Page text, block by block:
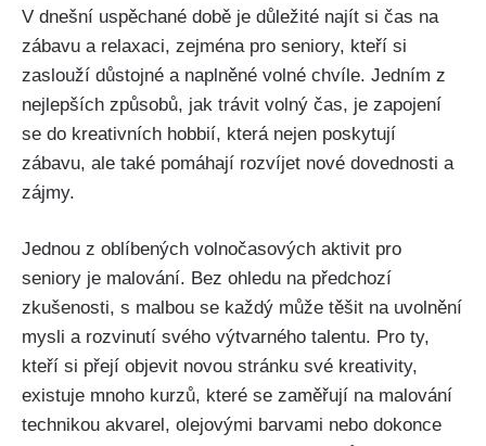
V dnešní uspěchané době je důležité najít si čas na
zábavu a relaxaci, zejména pro seniory, kteří si
zaslouží důstojné a naplněné volné chvíle. Jedním z
nejlepších způsobů, jak trávit volný čas, je zapojení
se do kreativních hobbií, která nejen poskytují
zábavu, ale také pomáhají rozvíjet nové dovednosti a
zájmy.
Jednou z oblíbených volnočasových aktivit pro
seniory je malování. Bez ohledu na předchozí
zkušenosti, s malbou se každý může těšit na uvolnění
mysli a rozvinutí svého výtvarného talentu. Pro ty,
kteří si přejí objevit novou stránku své kreativity,
existuje mnoho kurzů, které se zaměřují na malování
technikou akvarel, olejovými barvami nebo dokonce